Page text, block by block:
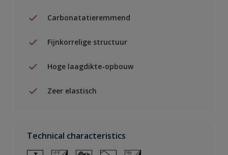
Carbonatatieremmend
Fijnkorrelige structuur
Hoge laagdikte-opbouw
Zeer elastisch
Technical characteristics